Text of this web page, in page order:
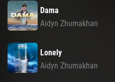
Dama
Aidyn Zhumakhan
Lonely
Aidyn Zhumakhan